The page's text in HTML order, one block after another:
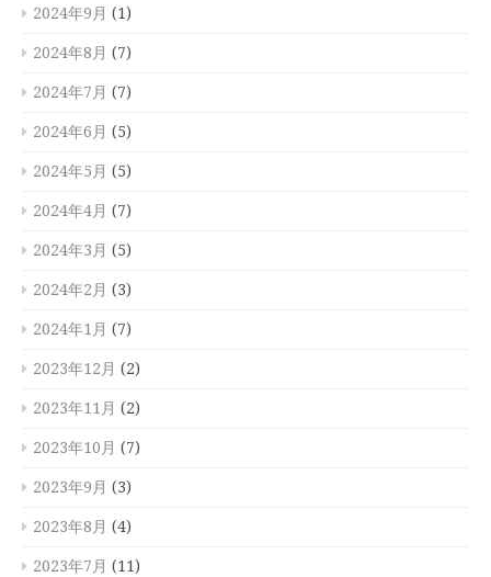
2024年9月 (1)
2024年8月 (7)
2024年7月 (7)
2024年6月 (5)
2024年5月 (5)
2024年4月 (7)
2024年3月 (5)
2024年2月 (3)
2024年1月 (7)
2023年12月 (2)
2023年11月 (2)
2023年10月 (7)
2023年9月 (3)
2023年8月 (4)
2023年7月 (11)